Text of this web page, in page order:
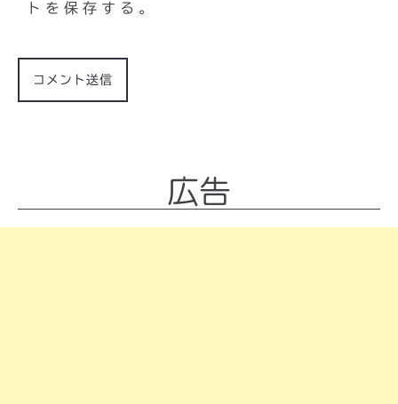
トを保存する。
広告